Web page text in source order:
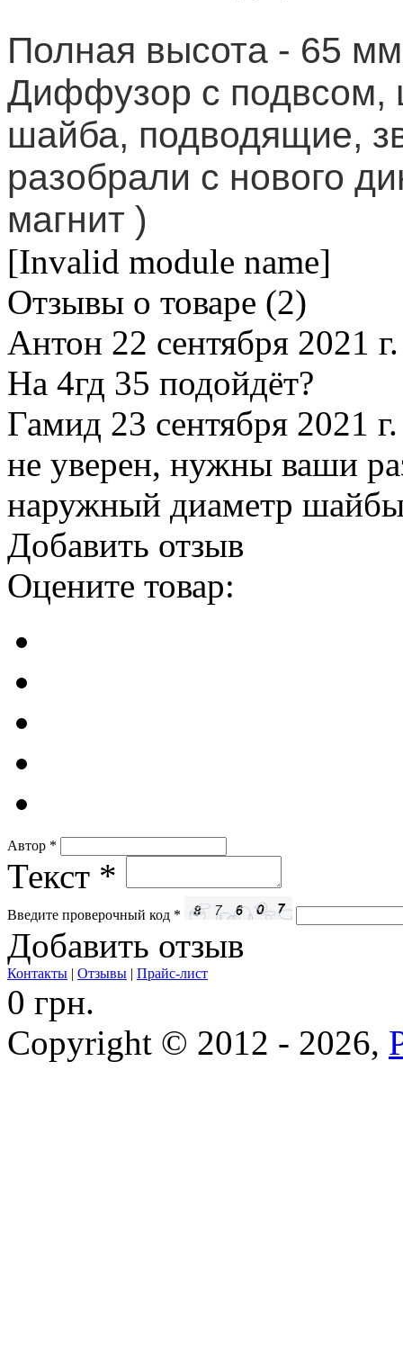
Полная высота - 65
Диффузор с подвсом,
шайба, подводящие,
разобрали с нового
магнит )
[Invalid module name]
Отзывы о товаре (2)
Антон 22 сентября 2021
На 4гд 35 подойдёт?
Гамид 23 сентября 2021
не уверен, нужны ваши
наружный диаметр
Добавить отзыв
Оцените товар:
Автор *
Текст *
Введите проверочный код *
Добавить отзыв
Контакты | Отзывы | Прайс-лист
0 грн.
Copyright © 2012 - 2026,